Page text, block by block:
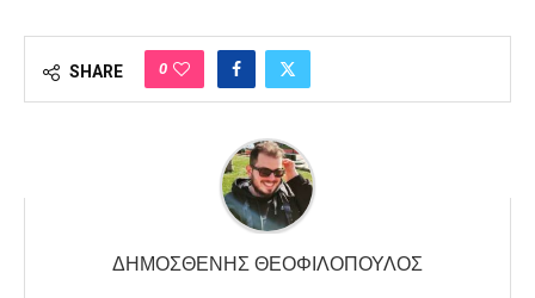
SHARE 0
ΔΗΜΟΣΘΈΝΗΣ ΘΕΟΦΙΛΌΠΟΥΛΟΣ